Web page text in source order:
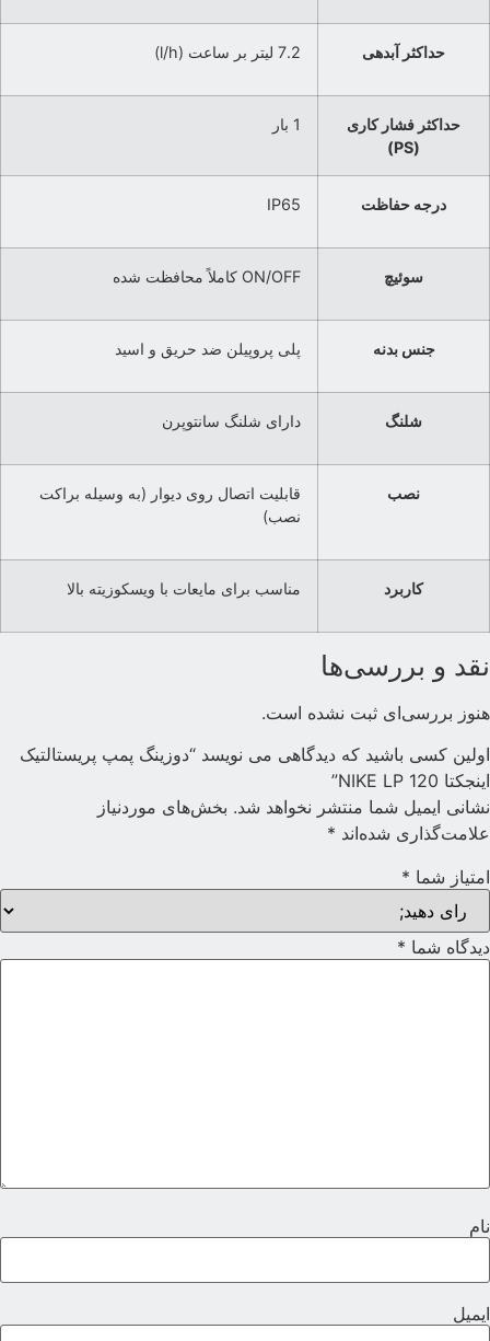
حداکثر آبدهی 7.2 لیتر بر ساعت (l/h)
حداکثر فشار کاری
(PS)
1 بار
درجه حفاظت IP65
سوئیچ ON/OFF کاملاً محافظت شده
جنس بدنه پلی پروپیلن ضد حریق و اسید
شلنگ دارای شلنگ سانتوپرن
نصب
قابلیت اتصال روی دیوار (به وسیله براکت
نصب)
کاربرد مناسب برای مایعات با ویسکوزیته بالا
نقد و بررسی‌ها
هنوز بررسی‌ای ثبت نشده است.
اولین کسی باشید که دیدگاهی می نویسد “دوزینگ پمپ پریستالتیک
اینجکتا NIKE LP 120”
نشانی ایمیل شما منتشر نخواهد شد. بخش‌های موردنیاز
علامت‌گذاری شده‌اند *
امتیاز شما *
دیدگاه شما *
نام
ایمیل